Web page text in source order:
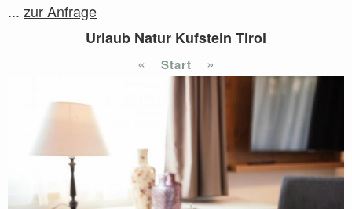
... zur Anfrage
Urlaub Natur Kufstein Tirol
«
Start »